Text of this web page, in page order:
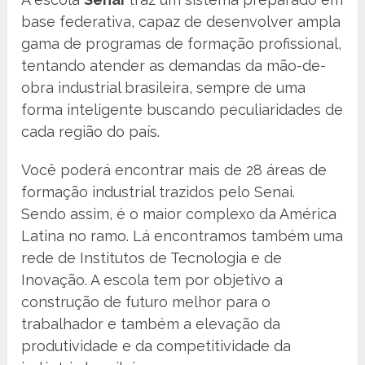
base federativa, capaz de desenvolver ampla
gama de programas de formação profissional,
tentando atender as demandas da mão-de-
obra industrial brasileira, sempre de uma
forma inteligente buscando peculiaridades de
cada região do país.
Você poderá encontrar mais de 28 áreas de
formação industrial trazidos pelo Senai.
Sendo assim, é o maior complexo da América
Latina no ramo. Lá encontramos também uma
rede de Institutos de Tecnologia e de
Inovação. A escola tem por objetivo a
construção de futuro melhor para o
trabalhador e também a elevação da
produtividade e da competitividade da